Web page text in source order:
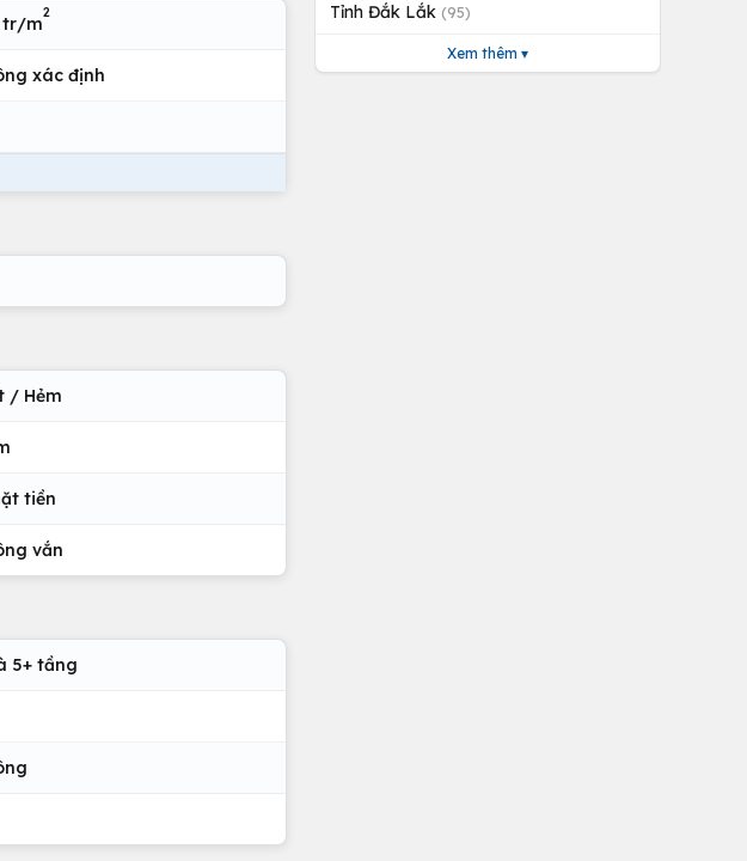
tr/m
2
xác định
/ Hẻm
tiền
vắn
5+ tầng
Tỉnh Đắk Lắk (95)
Xem thêm ▾